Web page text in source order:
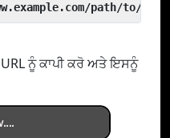
path/to/
ਨੂੰ ਕਾਪੀ ਕਰੋ ਅਤੇ ਇਸਨੂੰ